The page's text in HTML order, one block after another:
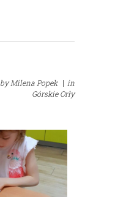
byMilena Popek | in
Górskie Orły